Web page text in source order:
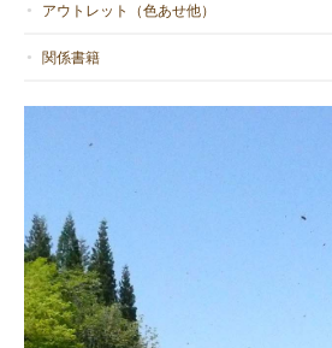
アウトレット（色あせ他）
関係書籍